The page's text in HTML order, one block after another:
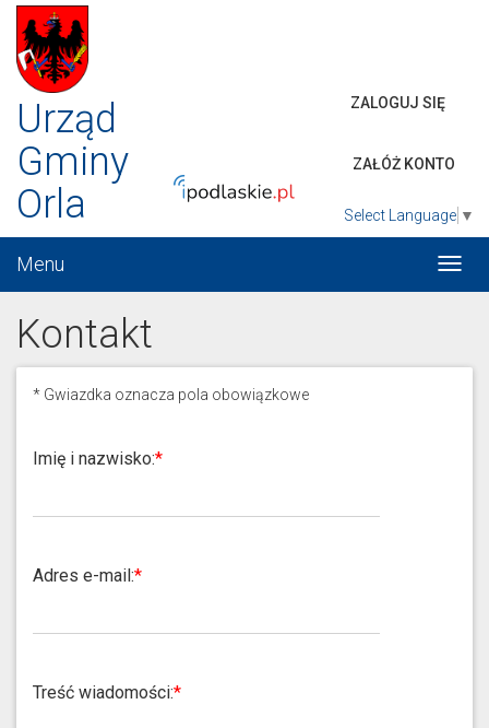
Urząd
Gminy
Orla
ZALOGUJ SIĘ
ZAŁÓŻ KONTO
Select Language ▼
Menu
Kontakt
* Gwiazdka oznacza pola obowiązkowe
Imię i nazwisko:
Adres e-mail:
Treść wiadomości: